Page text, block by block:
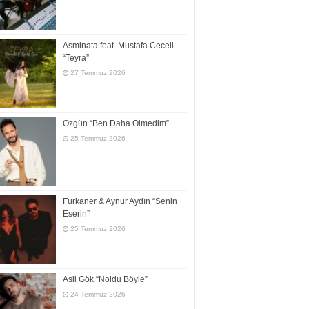
Asminata feat. Mustafa Ceceli
“Teyra”
27 Temmuz 2026
Özgün “Ben Daha Ölmedim”
25 Temmuz 2026
Furkaner & Aynur Aydın “Senin
Eserin”
25 Temmuz 2026
Asil Gök “Noldu Böyle”
24 Temmuz 2026